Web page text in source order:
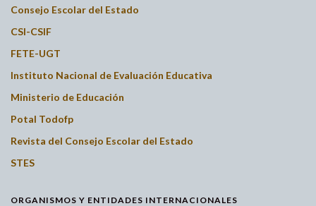
Consejo Escolar del Estado
CSI-CSIF
FETE-UGT
Instituto Nacional de Evaluación Educativa
Ministerio de Educación
Potal Todofp
Revista del Consejo Escolar del Estado
STES
ORGANISMOS Y ENTIDADES INTERNACIONALES